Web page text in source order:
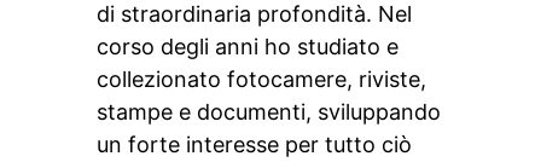
di straordinaria profondità. Nel
corso degli anni ho studiato e
collezionato fotocamere, riviste,
stampe e documenti, sviluppando
un forte interesse per tutto ciò